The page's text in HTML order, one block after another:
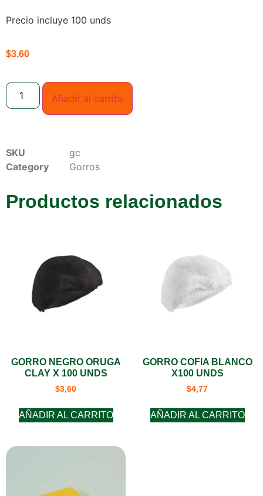
Precio incluye 100 unds
$3,60
Añadir al carrito
SKU
gc
Category
Gorros
Productos relacionados
GORRO NEGRO ORUGA
CLAY X 100 UNDS
$3,60
AÑADIR AL CARRITO
GORRO COFIA BLANCO
X100 UNDS
$4,77
AÑADIR AL CARRITO